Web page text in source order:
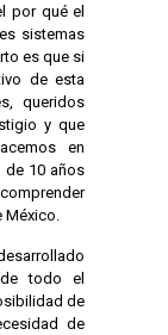
por qué el
sistemas
es que si
de esta
queridos
y que
en
de 10 años
México.
todo el
de
de